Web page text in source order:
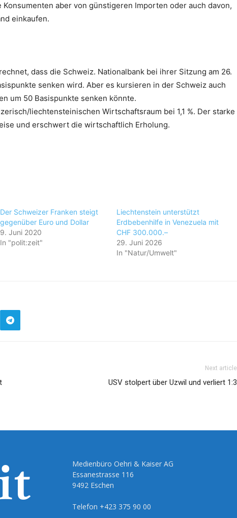
aber von günstigeren Importen oder auch davon,
einkaufen.
dass die Schweiz. Nationalbank bei ihrer Sitzung am 26.
senken wird. Aber es kursieren in der Schweiz auch
um 50 Basispunkte senken könnte.
liechtensteinischen Wirtschaftsraum bei 1,1 %. Der starke
und erschwert die wirtschaftlich Erholung.
Der Schweizer Franken steigt
gegenüber Euro und Dollar
9. Juni 2020
In "polit:zeit"
Liechtenstein unterstützt
Erdbebenhilfe in Venezuela mit
CHF 300.000.–
29. Juni 2026
In "Natur/Umwelt"
Next article
USV stolpert über Uzwil und verliert 1:3
Medienbüro Oehri & Kaiser AG
Essanestrasse 116
9492 Eschen
Telefon +423 375 90 00